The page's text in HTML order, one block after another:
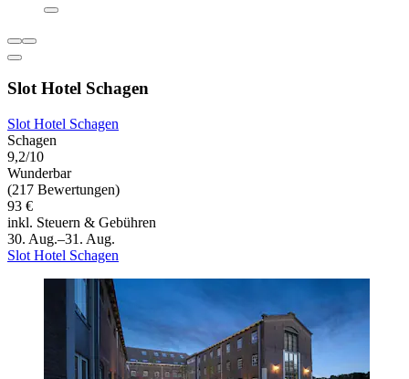
Slot Hotel Schagen
Slot Hotel Schagen
Schagen
9,2/10
Wunderbar
(217 Bewertungen)
93 €
inkl. Steuern & Gebühren
30. Aug.–31. Aug.
Slot Hotel Schagen